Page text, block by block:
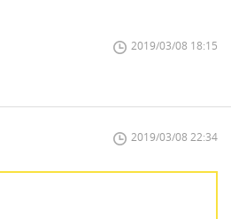
2019/03/08 18:15
2019/03/08 22:34